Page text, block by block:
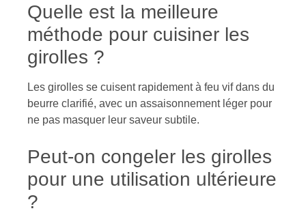
Quelle est la meilleure
méthode pour cuisiner les
girolles ?
Les girolles se cuisent rapidement à feu vif dans du
beurre clarifié, avec un assaisonnement léger pour
ne pas masquer leur saveur subtile.
Peut-on congeler les girolles
pour une utilisation ultérieure
?